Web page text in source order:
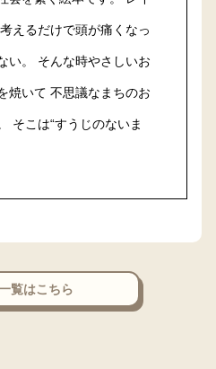
えるだけで頭が痛くなっ
い。 そんな時やさしいお
焼いて 不思議なまちのお
そこは“すうじのないま
覧はこちら